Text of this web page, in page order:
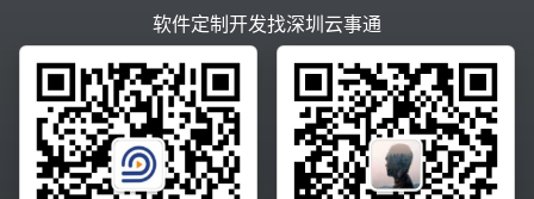
软件定制开发找深圳云事通